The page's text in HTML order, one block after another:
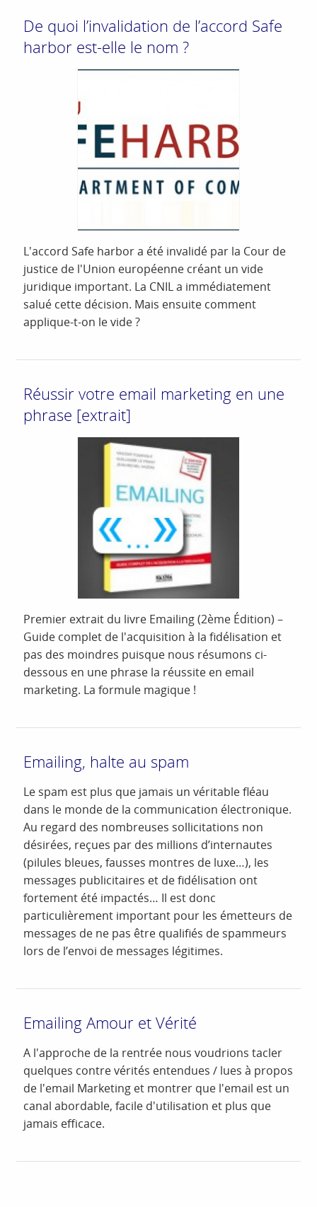
De quoi l’invalidation de l’accord Safe
harbor est-elle le nom ?
L'accord Safe harbor a été invalidé par la Cour de
justice de l'Union européenne créant un vide
juridique important. La CNIL a immédiatement
salué cette décision. Mais ensuite comment
applique-t-on le vide ?
Réussir votre email marketing en une
phrase [extrait]
Premier extrait du livre Emailing (2ème Édition) –
Guide complet de l'acquisition à la fidélisation et
pas des moindres puisque nous résumons ci-
dessous en une phrase la réussite en email
marketing. La formule magique !
Emailing, halte au spam
Le spam est plus que jamais un véritable fléau
dans le monde de la communication électronique.
Au regard des nombreuses sollicitations non
désirées, reçues par des millions d’internautes
(pilules bleues, fausses montres de luxe…), les
messages publicitaires et de fidélisation ont
fortement été impactés… Il est donc
particulièrement important pour les émetteurs de
messages de ne pas être qualifiés de spammeurs
lors de l’envoi de messages légitimes.
Emailing Amour et Vérité
A l'approche de la rentrée nous voudrions tacler
quelques contre vérités entendues / lues à propos
de l'email Marketing et montrer que l'email est un
canal abordable, facile d'utilisation et plus que
jamais efficace.